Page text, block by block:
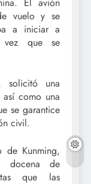
El avión
vuelo y se
a iniciar a
vez que se
solicitó una
como una
se garantice
civil.
de Kunming,
docena de
que las